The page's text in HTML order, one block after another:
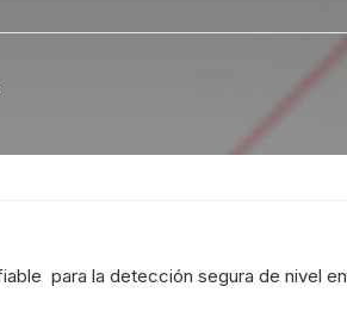
para la detección segura de nivel en